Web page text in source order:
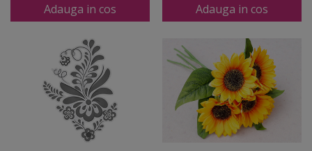
Adauga in cos Adauga in cos